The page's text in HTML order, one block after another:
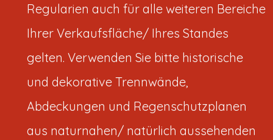
Regularien auch für alle weiteren Bereiche
Ihrer Verkaufsfläche/ Ihres Standes
gelten. Verwenden Sie bitte historische
und dekorative Trennwände,
Abdeckungen und Regenschutzplanen
aus naturnahen/ natürlich aussehenden